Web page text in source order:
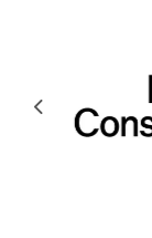
Previous